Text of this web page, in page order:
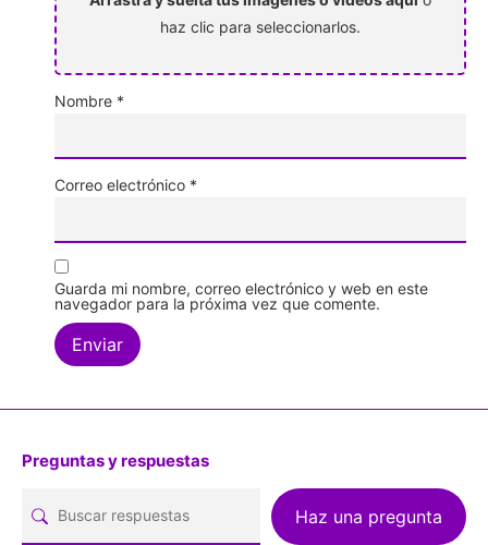
haz clic para seleccionarlos.
Nombre *
Correo electrónico *
Guarda mi nombre, correo electrónico y web en este
navegador para la próxima vez que comente.
Preguntas y respuestas
Haz una pregunta